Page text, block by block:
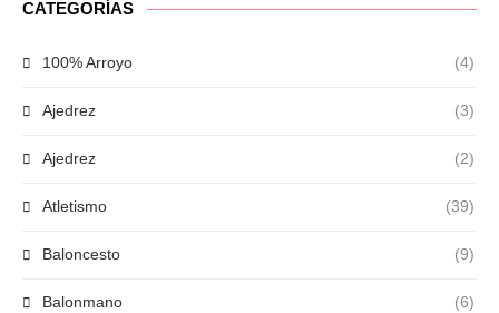
CATEGORÍAS
100% Arroyo (4)
Ajedrez (3)
Ajedrez (2)
Atletismo (39)
Baloncesto (9)
Balonmano (6)